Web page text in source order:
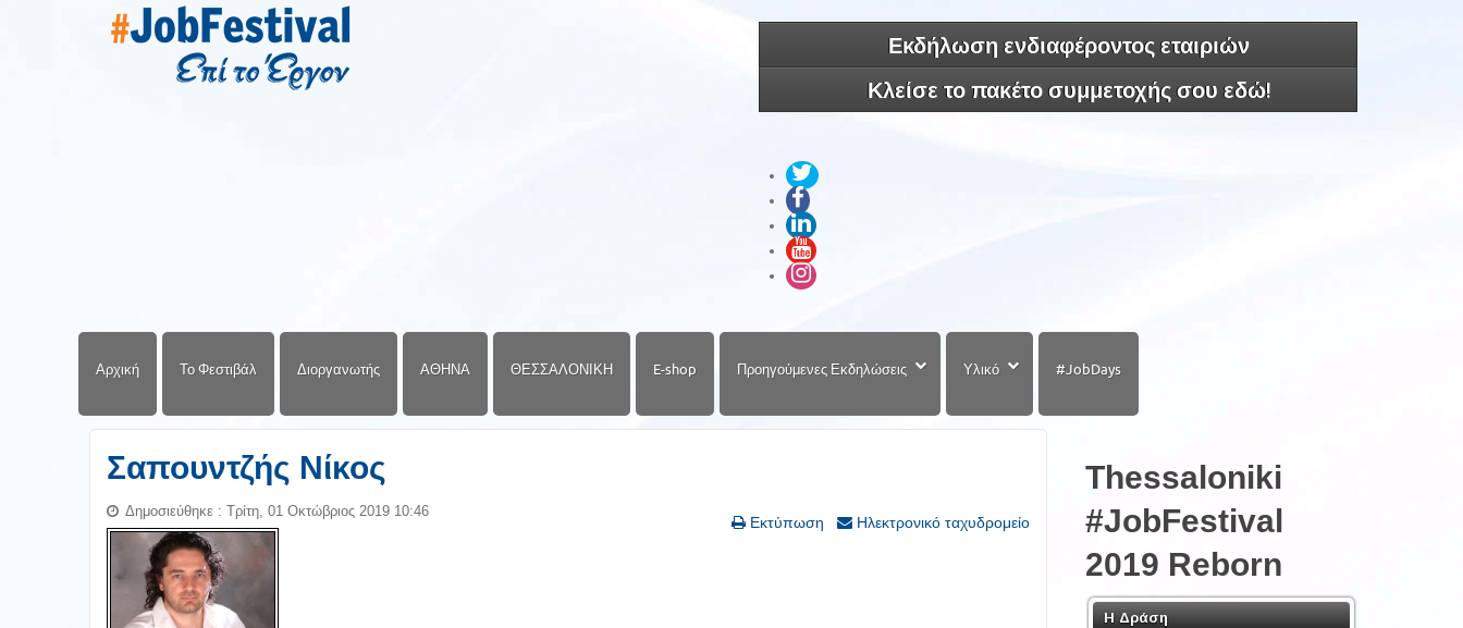
Εκδήλωση ενδιαφέροντος εταιριών
Κλείσε το πακέτο συμμετοχής σου εδώ!
Αρχική Το Φεστιβάλ Διοργανωτής ΑΘΗΝΑ ΘΕΣΣΑΛΟΝΙΚΗ E-shop Προηγούμενες Εκδηλώσεις Υλικό #JobDays
Σαπουντζής Νίκος
Εκτύπωση Ηλεκτρονικό ταχυδρομείο
Δημοσιεύθηκε : Τρίτη, 01 Οκτώβριος 2019 10:46
Thessaloniki
#JobFestival
2019 Reborn
Η Δράση